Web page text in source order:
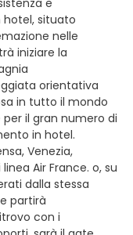
e
situato
nelle
iniziare la
orientativa
in tutto il mondo
il gran numero di
in hotel.
Venezia,
Air France. o, su
dalla stessa
partirà
con i